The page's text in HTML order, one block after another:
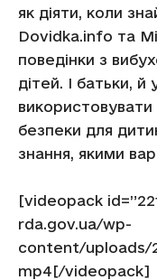
як діяти, коли
Dovidka.info та
поведінки з
дітей. І батьки,
використовувати
безпеки для
знання, якими
[videopack
rda.gov.ua/wp-
content/uploads/
mp4[/videopack]